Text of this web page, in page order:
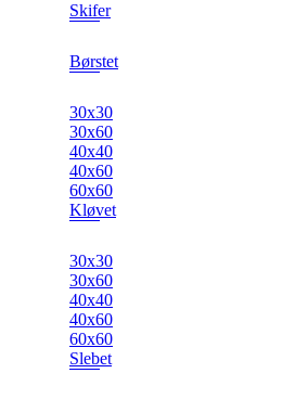
Skifer
Børstet
30x30
30x60
40x40
40x60
60x60
Kløvet
30x30
30x60
40x40
40x60
60x60
Slebet